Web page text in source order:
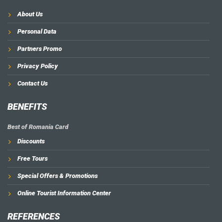
About Us
Personal Data
Partners Promo
Privacy Policy
Contact Us
BENEFITS
Best of Romania Card
Discounts
Free Tours
Special Offers & Promotions
Online Tourist Information Center
REFERENCES